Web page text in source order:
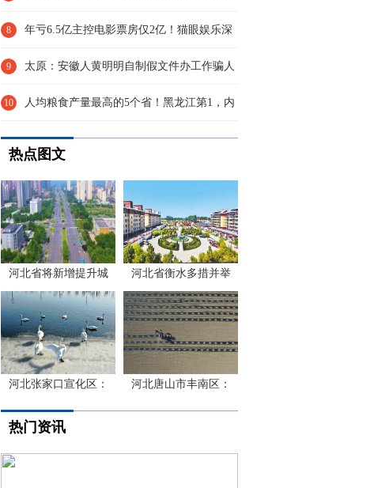
解
8 年亏6.5亿主控电影票房仅2亿！猫眼娱乐深
耕
9 太原：安徽人黄明明自制假文件办工作骗人
累
10 人均粮食产量最高的5个省！黑龙江第1，内
蒙
热点图文
河北省将新增提升城 河北省衡水多措并举
河北张家口宣化区： 河北唐山市丰南区：
热门资讯